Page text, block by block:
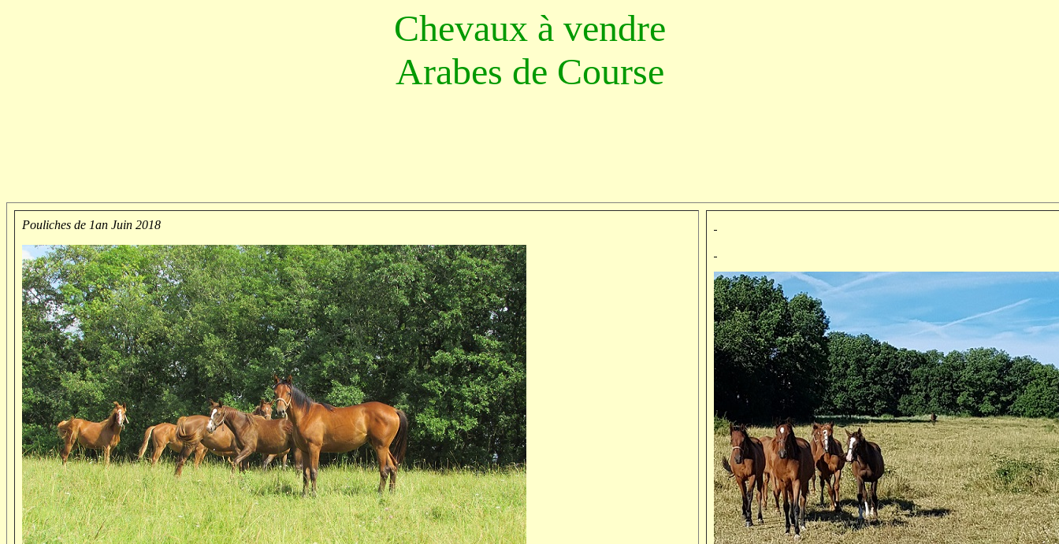
Chevaux à vendre
Arabes de Course
Pouliches de 1an Juin 2018